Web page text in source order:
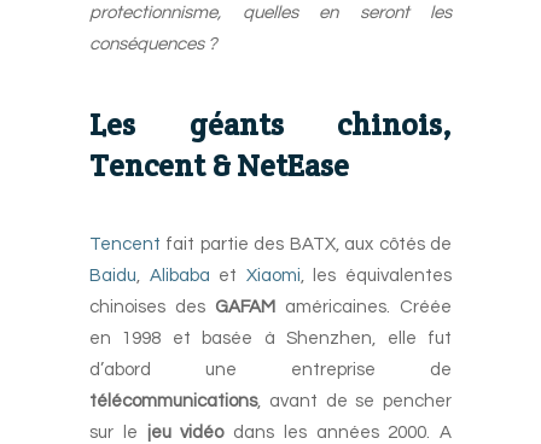
protectionnisme, quelles en seront les
conséquences ?
Les géants chinois,
Tencent & NetEase
Tencent fait partie des BATX, aux côtés de
Baidu, Alibaba et Xiaomi, les équivalentes
chinoises des GAFAM
américaines. Créée
en 1998 et basée à Shenzhen, elle fut
d’abord une entreprise de
télécommunications, avant de se pencher
sur le jeu vidéodans les années 2000. A